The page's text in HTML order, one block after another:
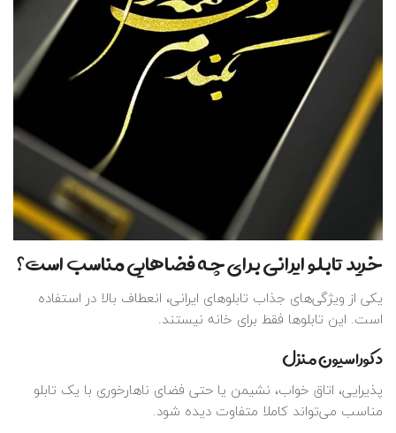
خرید تابلو ایرانی برای چه فضاهایی مناسب است؟
یکی از ویژگی‌های جذاب تابلوهای ایرانی، انعطاف بالا در استفاده
است. این تابلوها فقط برای خانه نیستند.
دکوراسیون منزل
پذیرایی، اتاق خواب، نشیمن یا حتی فضای ناهارخوری با یک تابلو
مناسب می‌تواند کاملا متفاوت دیده شود.